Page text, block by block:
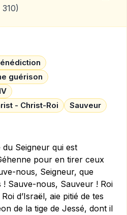
guérison
- Christ-Roi
Sauveur
du Seigneur qui est
pour en tirer ceux
nous, Seigneur, que
! Sauve-nous, Sauveur ! Roi
d’Israël, aie pitié de tes
de la tige de Jessé, dont il